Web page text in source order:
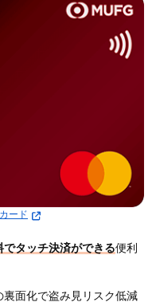
ード
タッチ決済ができる便利
裏面化で盗み見リスク低減